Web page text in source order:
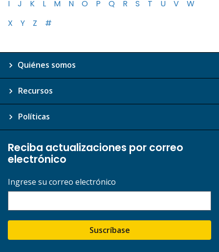
I
J K L M N O P Q R S T U V
W
X
Y Z #
Quiénes somos
Recursos
Políticas
Reciba actualizaciones por correo
electrónico
Ingrese su correo electrónico
Suscríbase